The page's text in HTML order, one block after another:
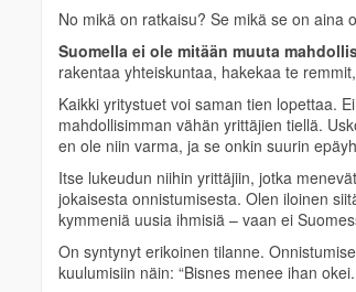
No mikä on ratkaisu? Se mikä se on aina
Suomella ei ole mitään muuta
rakentaa yhteiskuntaa, hakekaa te
Kaikki yritystuet voi saman tien lopettaa.
mahdollisimman vähän yrittäjien tiellä.
en ole niin varma, ja se onkin suurin
Itse lukeudun niihin yrittäjiin, jotka
jokaisesta onnistumisesta. Olen iloinen
kymmeniä uusia ihmisiä – vaan ei
On syntynyt erikoinen tilanne.
kuulumisiin näin: “Bisnes menee ihan